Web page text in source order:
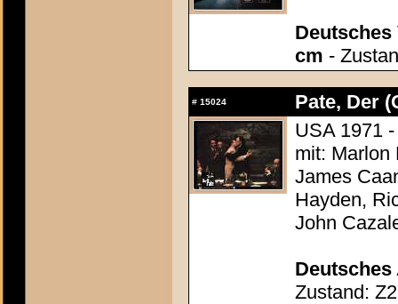
Deutsches
cm -
# 15024
Pate, Der
USA 1971
mit: Marlon
James
Hayden,
John
Deutsches
Zustand: Z2